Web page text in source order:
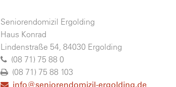
Seniorendomizil Ergolding
Haus Konrad
Lindenstraße 54, 84030 Ergolding
(08 71) 75 88 0
(08 71) 75 88 103
info@seniorendomizil-ergolding.de